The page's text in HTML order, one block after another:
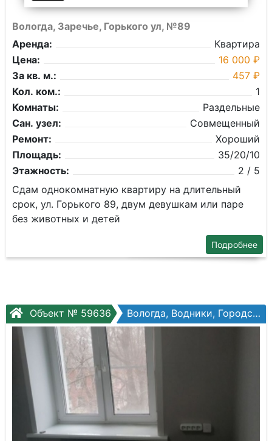
Вологда, Заречье, Горького ул, №89
Аренда:
Квартира
Цена:
16 000 ₽
За кв. м.:
457 ₽
Кол. ком.:
1
Комнаты:
Раздельные
Сан. узел:
Совмещенный
Ремонт:
Хороший
Площадь:
35/20/10
Этажность:
2 / 5
Сдам однокомнатную квартиру на длительный
срок, ул. Горького 89, двум девушкам или паре
без животных и детей
Подробнее
Объект № 59636 Вологда, Водники, Городской Вал, №13